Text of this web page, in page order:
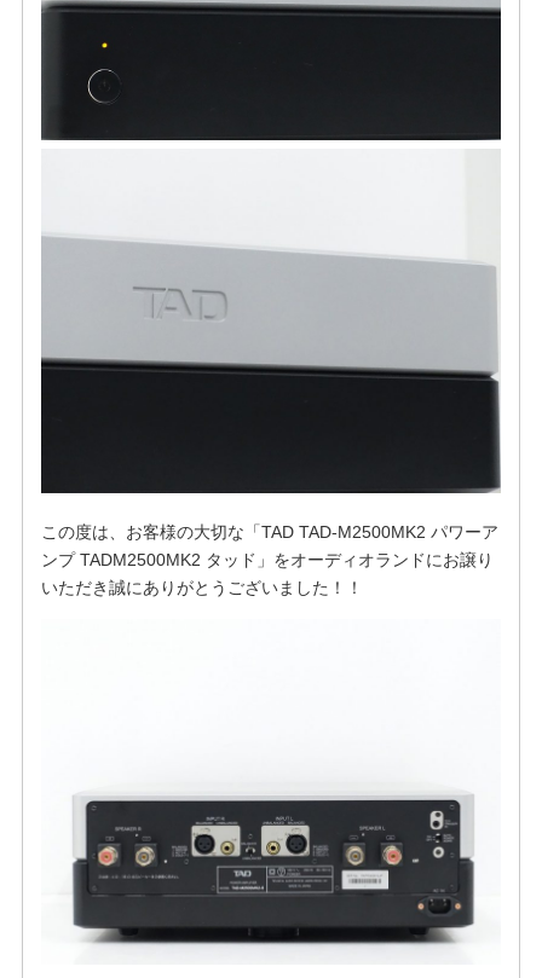
この度は、お客様の大切な「TAD TAD-M2500MK2 パワーア
ンプ TADM2500MK2 タッド」をオーディオランドにお譲り
いただき誠にありがとうございました！！